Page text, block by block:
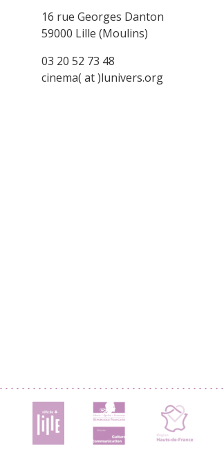
16 rue Georges Danton
59000 Lille (Moulins)
03 20 52 73 48
cinema( at )lunivers.org